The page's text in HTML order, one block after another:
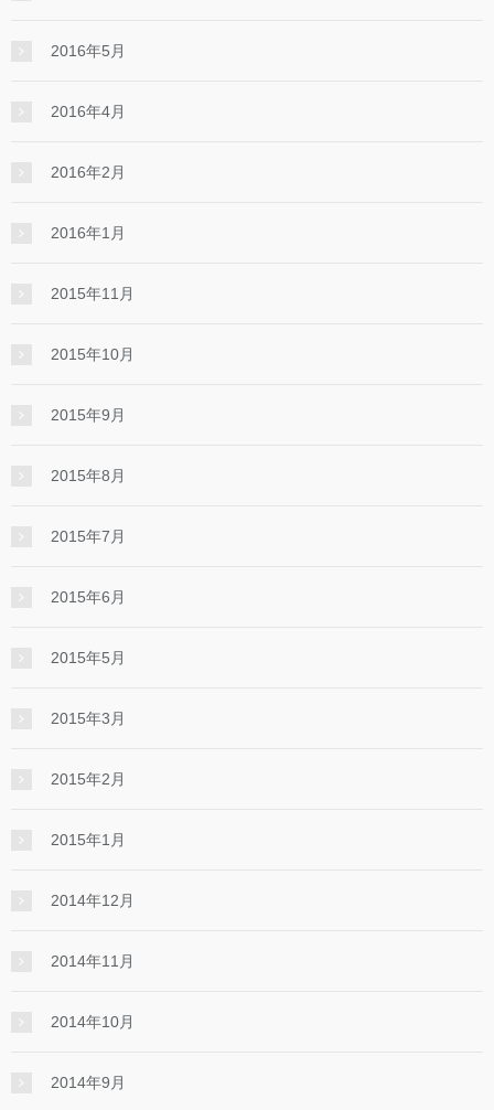
2016年5月
2016年4月
2016年2月
2016年1月
2015年11月
2015年10月
2015年9月
2015年8月
2015年7月
2015年6月
2015年5月
2015年3月
2015年2月
2015年1月
2014年12月
2014年11月
2014年10月
2014年9月